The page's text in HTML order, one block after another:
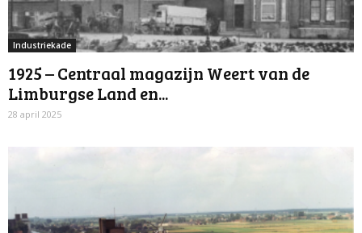
Industriekade
1925 – Centraal magazijn Weert van de
Limburgse Land en...
28 april 2025